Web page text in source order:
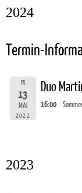
2024
Termin-
FR
13
MAI
2022
Duo
16:00
2023